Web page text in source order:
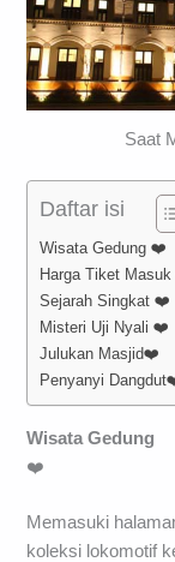
Saat
Daftar isi
Wisata Gedung ❤️
Harga Tiket
Sejarah Singkat ❤️
Misteri Uji Nyali ❤️
Julukan Masjid❤️
Penyanyi
Wisata Gedung
❤️
Memasuki
koleksi lokomotif